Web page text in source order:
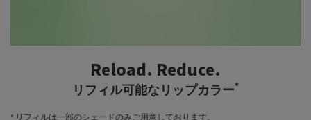
Reload. Reduce.
リフィル可能なリップカラー*